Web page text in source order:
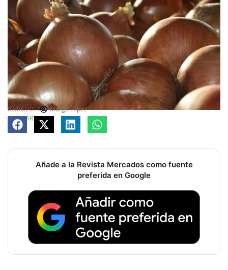
02/04/2014
Marga López
COMPARTE
Añade a la Revista Mercados como fuente
preferida en Google